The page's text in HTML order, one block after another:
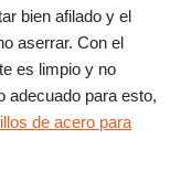
bien afilado y el
aserrar. Con el
es limpio y no
adecuado para esto,
de acero para